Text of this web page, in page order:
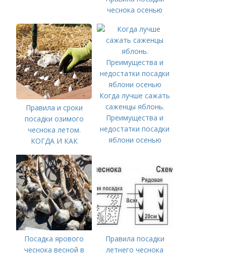
чеснока осенью
Правила и сроки
посадки озимого
чеснока летом.
КОГДА И КАК
ПОСАДИТЬ ОЗИМЫЙ
ЧЕСНОК
Когда лучше сажать
саженцы яблонь.
Преимущества и
недостатки посадки
яблони осенью
Посадка ярового
чеснока весной в
Правила посадки
летнего чеснока